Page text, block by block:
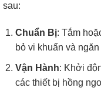
sau:
Chuẩn Bị: Tắm
bỏ vi khuẩn và
Vận Hành: Khởi
các thiết bị hồng